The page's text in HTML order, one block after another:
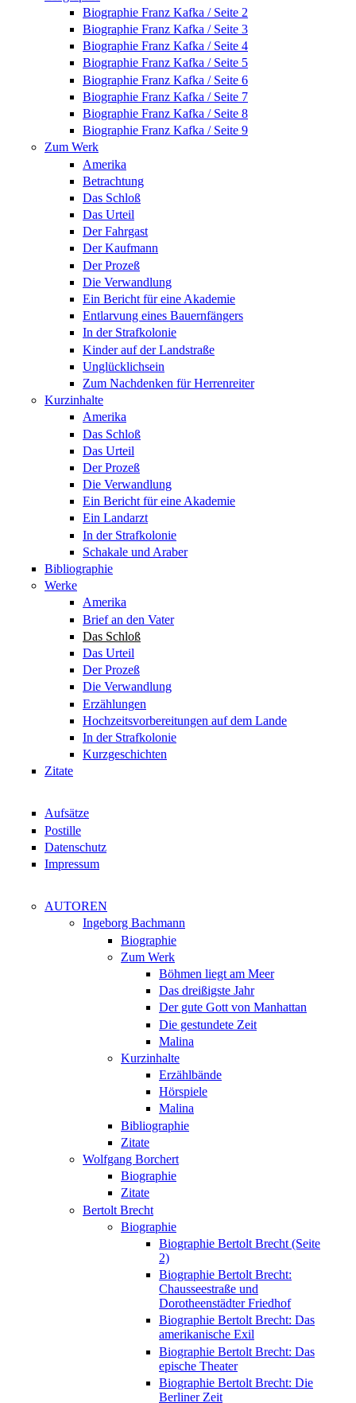
Biographie Franz Kafka / Seite 2
Biographie Franz Kafka / Seite 3
Biographie Franz Kafka / Seite 4
Biographie Franz Kafka / Seite 5
Biographie Franz Kafka / Seite 6
Biographie Franz Kafka / Seite 7
Biographie Franz Kafka / Seite 8
Biographie Franz Kafka / Seite 9
Zum Werk
Amerika
Betrachtung
Das Schloß
Das Urteil
Der Fahrgast
Der Kaufmann
Der Prozeß
Die Verwandlung
Ein Bericht für eine Akademie
Entlarvung eines Bauernfängers
In der Strafkolonie
Kinder auf der Landstraße
Unglücklichsein
Zum Nachdenken für Herrenreiter
Kurzinhalte
Amerika
Das Schloß
Das Urteil
Der Prozeß
Die Verwandlung
Ein Bericht für eine Akademie
Ein Landarzt
In der Strafkolonie
Schakale und Araber
Bibliographie
Werke
Amerika
Brief an den Vater
Das Schloß
Das Urteil
Der Prozeß
Die Verwandlung
Erzählungen
Hochzeitsvorbereitungen auf dem Lande
In der Strafkolonie
Kurzgeschichten
Zitate
Aufsätze
Postille
Datenschutz
Impressum
AUTOREN
Ingeborg Bachmann
Biographie
Zum Werk
Böhmen liegt am Meer
Das dreißigste Jahr
Der gute Gott von Manhattan
Die gestundete Zeit
Malina
Kurzinhalte
Erzählbände
Hörspiele
Malina
Bibliographie
Zitate
Wolfgang Borchert
Biographie
Zitate
Bertolt Brecht
Biographie
Biographie Bertolt Brecht (Seite
2)
Biographie Bertolt Brecht:
Chausseestraße und
Dorotheenstädter Friedhof
Biographie Bertolt Brecht: Das
amerikanische Exil
Biographie Bertolt Brecht: Das
epische Theater
Biographie Bertolt Brecht: Die
Berliner Zeit